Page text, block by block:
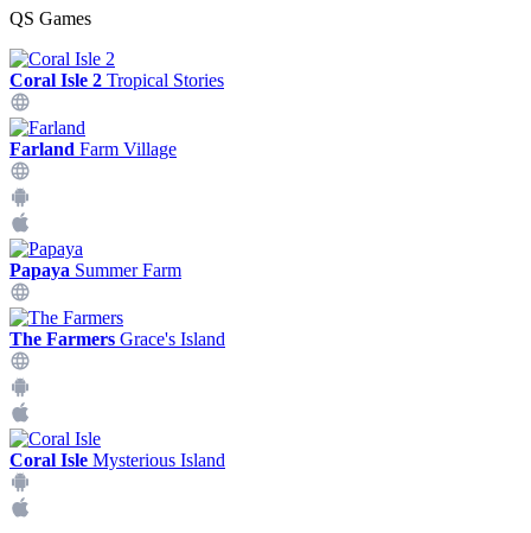
QS Games
Coral Isle 2 Tropical Stories
Farland Farm Village
Papaya Summer Farm
The Farmers Grace's Island
Coral Isle Mysterious Island